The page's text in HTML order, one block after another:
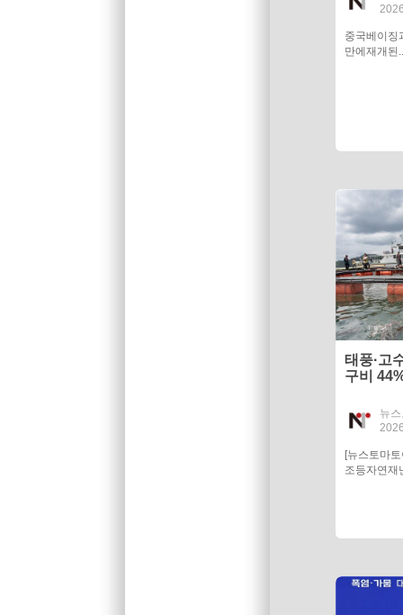
중국베이징
만에재개된..
태풍·고
구비
뉴
[뉴스토마
조등자연재